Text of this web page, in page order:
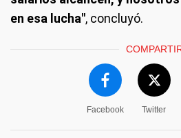
en esa lucha", concluyó.
Facebook Twitter